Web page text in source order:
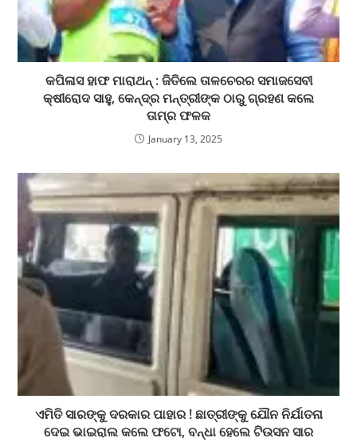
କପିଳାସ ହାଫ ମାରାଥନ୍ : ଜିତିଲେ ତାଳଚେରର ସମାଜସେବୀ
କ୍ଷୀରୋଦ ସାହୁ, କେନ୍ଦ୍ର ମନ୍ତ୍ରୀଙ୍କ ଠାରୁ ଗ୍ରହଣ କଲେ
ତାମ୍ର ଫଳକ
January 13, 2025
ଏମିତି ସାରଙ୍କୁ ଦରକାର ପାହାର ! ଛାତ୍ରୀଙ୍କୁ ଯୌନ ନିର୍ଯାତନା
ଦେଇ ଭାଇରାଲ କଲେ ଫଟୋ, ବନ୍ଧା ହେଲେ ଟିଉସନ ସାର